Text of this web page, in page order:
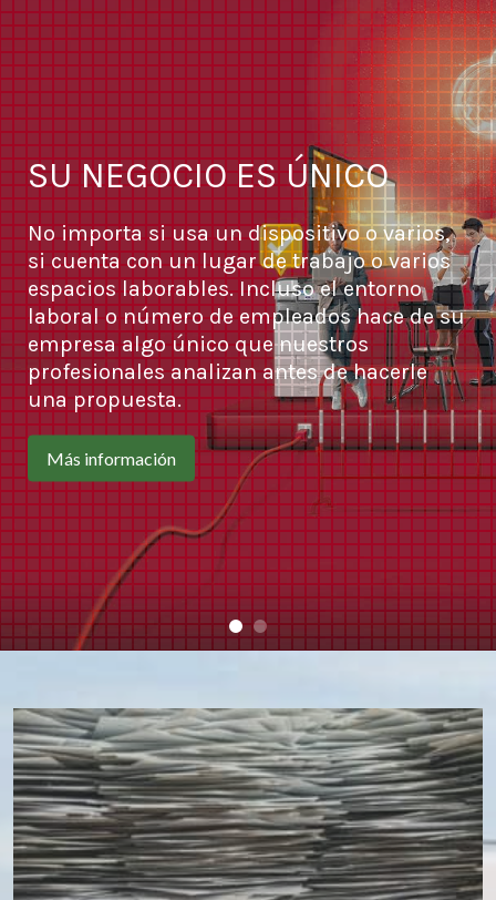
SU NEGOCIO ES ÚNICO
No importa si usa un dispositivo o varios,
si cuenta con un lugar de trabajo o varios
espacios laborables. Incluso el entorno
laboral o número de empleados hace de su
empresa algo único que nuestros
profesionales analizan antes de hacerle
una propuesta.
Más información